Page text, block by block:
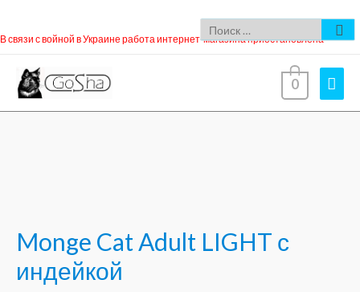
В связи с войной в Украине работа интернет-магазина приостановлена
0
Monge Cat Adult LIGHT с
индейкой